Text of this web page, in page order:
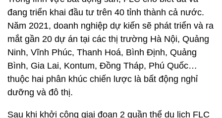
đang triển khai đầu tư trên 40 tỉnh thành cả nước.
Năm 2021, doanh nghiệp dự kiến sẽ phát triển và ra
mắt gần 20 dự án tại các thị trường Hà Nội, Quảng
Ninh, Vĩnh Phúc, Thanh Hoá, Bình Định, Quảng
Bình, Gia Lai, Kontum, Đồng Tháp, Phú Quốc…
thuộc hai phân khúc chiến lược là bất động nghỉ
dưỡng và đô thị.
Sau khi khởi công giai đoạn 2 quần thể du lịch FLC